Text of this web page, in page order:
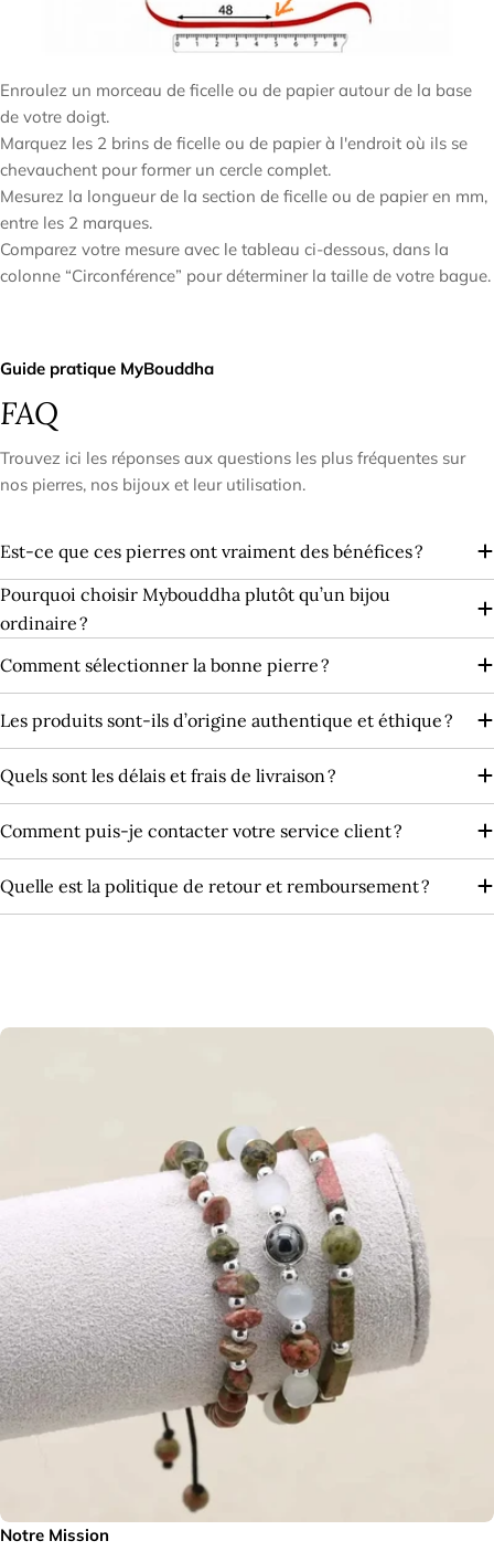
¡
Enroulez un morceau de ficelle ou de papier autour de la base
de votre doigt.
Marquez les 2 brins de ficelle ou de papier à l'endroit où ils se
chevauchent pour former un cercle complet.
Mesurez la longueur de la section de ficelle ou de papier en mm,
entre les 2 marques.
Comparez votre mesure avec le tableau ci-dessous, dans la
colonne “Circonférence” pour déterminer la taille de votre bague.
Guide pratique MyBouddha
FAQ
Trouvez ici les réponses aux questions les plus fréquentes sur
nos pierres, nos bijoux et leur utilisation.
Est-ce que ces pierres ont vraiment des bénéfices ?
Pourquoi choisir Mybouddha plutôt qu’un bijou
ordinaire ?
Comment sélectionner la bonne pierre ?
Les produits sont‑ils d’origine authentique et éthique ?
Quels sont les délais et frais de livraison ?
Comment puis-je contacter votre service client ?
Quelle est la politique de retour et remboursement ?
Notre Mission